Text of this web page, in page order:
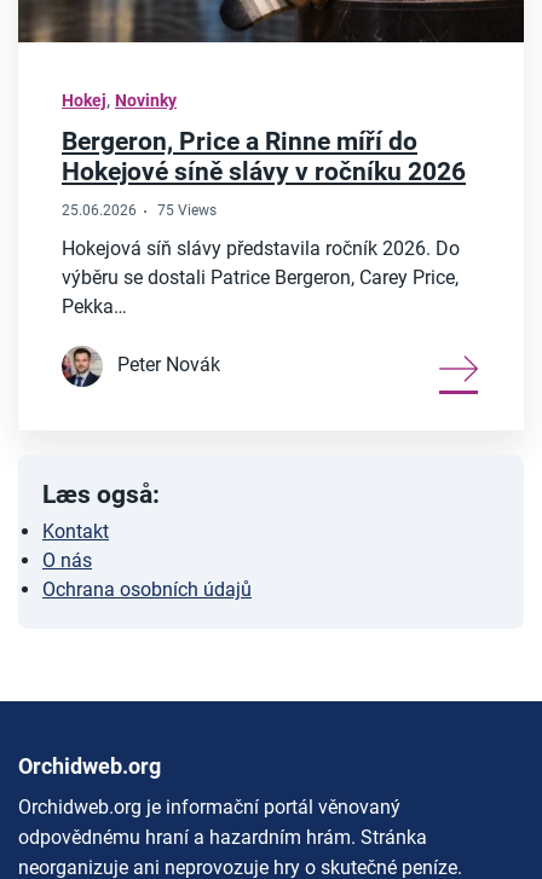
Hokej, Novinky
Bergeron, Price a Rinne míří do
Hokejové síně slávy v ročníku 2026
25.06.2026 75 Views
Hokejová síň slávy představila ročník 2026. Do
výběru se dostali Patrice Bergeron, Carey Price,
Pekka…
Peter Novák
Læs også:
Kontakt
O nás
Ochrana osobních údajů
Orchidweb.org
Orchidweb.org je informační portál věnovaný
odpovědnému hraní a hazardním hrám. Stránka
neorganizuje ani neprovozuje hry o skutečné peníze.